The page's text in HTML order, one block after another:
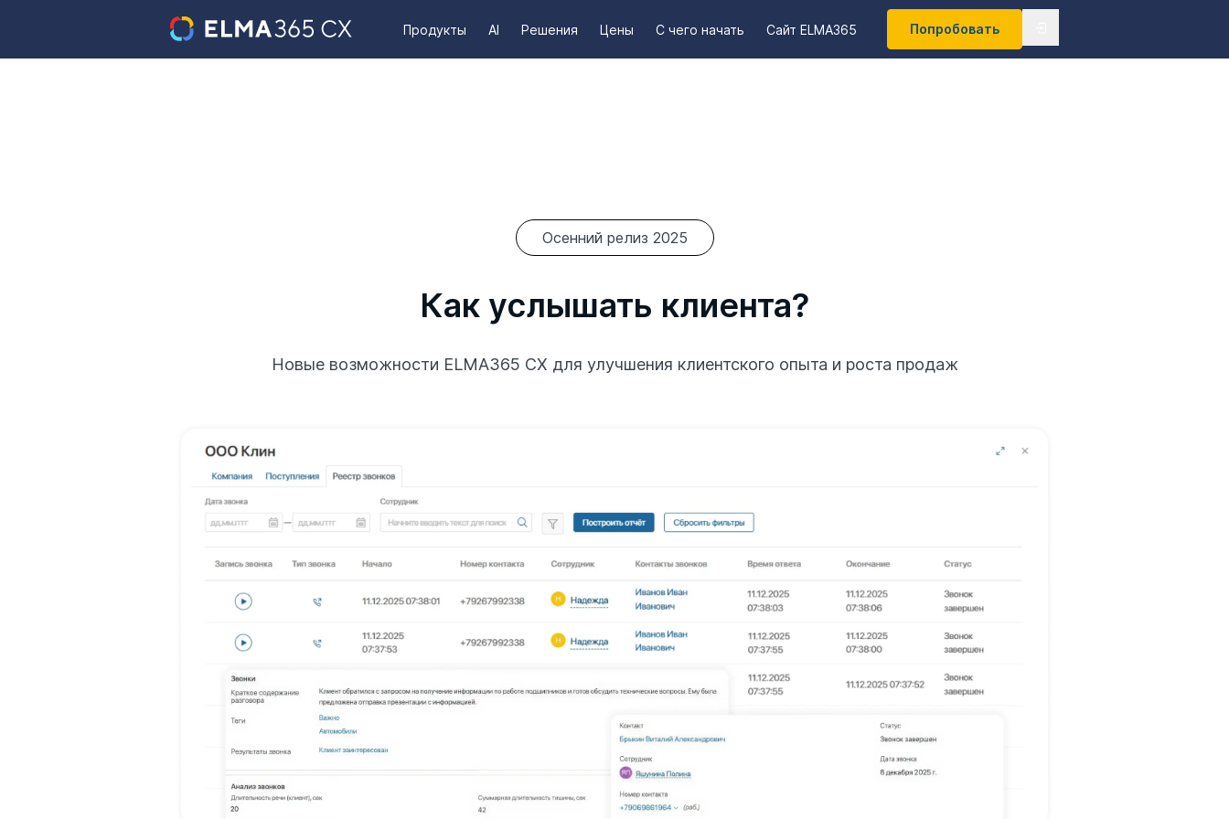
Продукты AI Решения Цены С чего начать Сайт ELMA365 Попробовать
Осенний релиз 2025
Как услышать клиента?
Новые возможности ELMA365 CX для улучшения клиентского опыта и роста продаж